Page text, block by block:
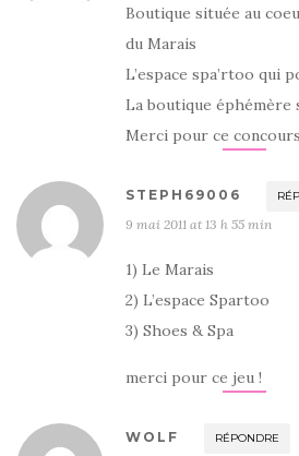
Boutique située au
du Marais
L’espace spa’rtoo qui
La boutique éphémère
Merci pour ce
STEPH69006
9 mai 2011 at 13 h 55 min
1) Le Marais
2) L’espace Spartoo
3) Shoes & Spa
merci pour ce jeu !
WOLF RÉPONDRE